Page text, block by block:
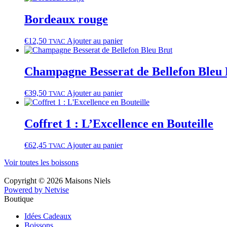
Bordeaux rouge
€12,50 TVAC Ajouter au panier
Champagne Besserat de Bellefon
€39,50 TVAC Ajouter au panier
Coffret 1 : L’Excellence en Bouteille
€62,45 TVAC Ajouter au panier
Voir toutes les boissons
Copyright © 2026 Maisons Niels
Powered by Netvise
Boutique
Idées Cadeaux
Boissons